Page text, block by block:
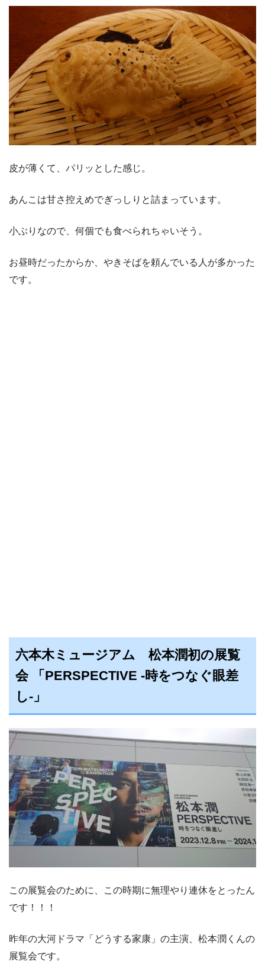
皮が薄くて、パリッとした感じ。
あんこは甘さ控えめでぎっしりと詰まっています。
小ぶりなので、何個でも食べられちゃいそう。
お昼時だったからか、やきそばを頼んでいる人が多かった
です。
六本木ミュージアム 松本潤初の展覧
会 「PERSPECTIVE ‐時をつなぐ眼差
し‐」
この展覧会のために、この時期に無理やり連休をとったん
です！！！
昨年の大河ドラマ「どうする家康」の主演、松本潤くんの
展覧会です。